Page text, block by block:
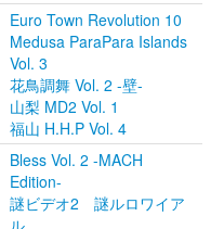
Euro Town Revolution 10
Medusa ParaPara Islands
Vol. 3
花鳥調舞 Vol. 2 -壁-
山梨 MD2 Vol. 1
福山 H.H.P Vol. 4
Bless Vol. 2 -MACH
Edition-
謎ビデオ2 謎ルロワイア
ル